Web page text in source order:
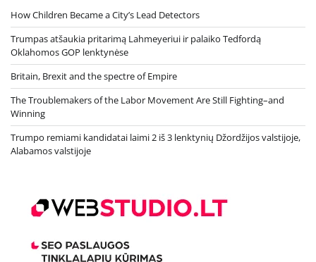
How Children Became a City’s Lead Detectors
Trumpas atšaukia pritarimą Lahmeyeriui ir palaiko Tedfordą
Oklahomos GOP lenktynėse
Britain, Brexit and the spectre of Empire
The Troublemakers of the Labor Movement Are Still Fighting–and
Winning
Trumpo remiami kandidatai laimi 2 iš 3 lenktynių Džordžijos valstijoje,
Alabamos valstijoje